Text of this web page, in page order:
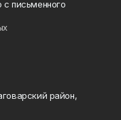
письменного
район,